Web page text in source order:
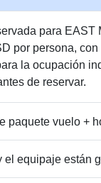
para EAST
por persona,
la ocupación
de reservar.
paquete vuelo +
el equipaje están